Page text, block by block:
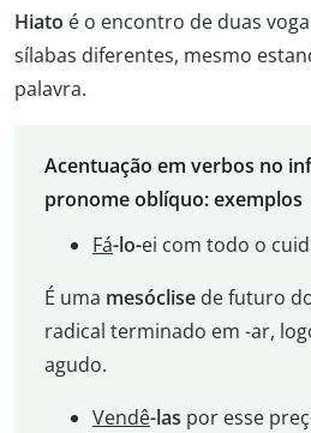
Hiato é o encontro de duas
sílabas diferentes, mesmo
palavra.
Acentuação em verbos no
pronome oblíquo: exemplos
Fá-lo-ei com todo o
É uma mesóclisede futuro
radical terminado em -ar,
agudo.
Vendê-las por esse